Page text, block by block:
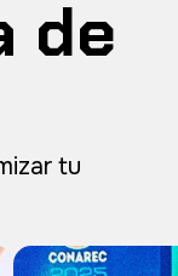
de
tu